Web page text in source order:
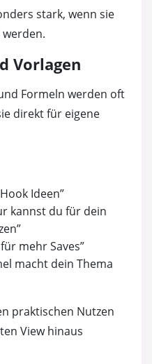
stark, wenn sie
Vorlagen
Formeln werden oft
direkt für eigene
Ideen”
kannst du für dein
mehr Saves”
macht dein Thema
praktischen Nutzen
View hinaus